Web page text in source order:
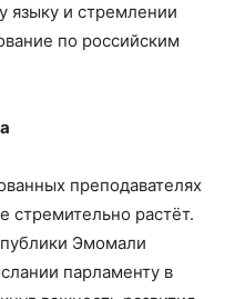
языку и стремлении
по российским
преподавателях
стремительно растёт.
Эмомали
парламенту в